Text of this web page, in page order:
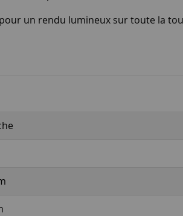
un rendu lumineux sur toute la